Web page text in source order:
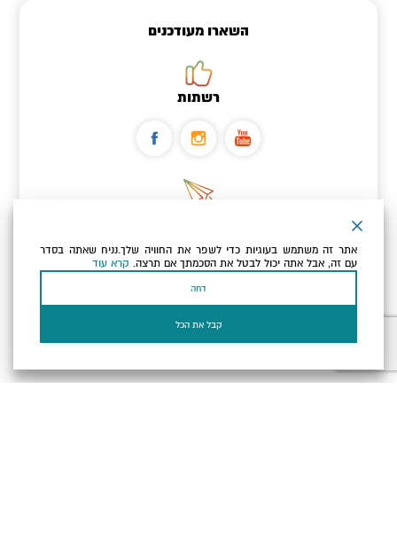
השארו מעודכנים
רשתות
כתובת הדוא"ל שלך
אני מאשר/ת שקראתי ומסכים/הלמדיניות הפרטיות ולמדיניות
אתר זה משתמש בעוגיות כדי לשפר את החוויה שלך.נניח שאתה בסדר
עם זה, אבל אתה יכול לבטל את הסכמתך אם תרצה. קרא עוד
דחה
קבל את הכל